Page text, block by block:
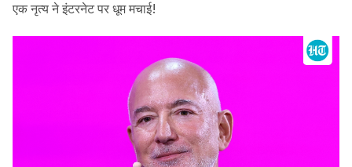
एक नृत्य ने इंटरनेट पर धूम मचाई!